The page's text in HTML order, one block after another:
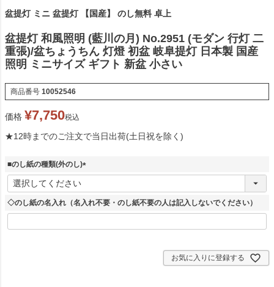
盆提灯 ミニ 盆提灯 【国産】 のし無料 卓上
盆提灯 和風照明 (藍川の月) No.2951 (モダン 行灯 二
重張)/盆ちょうちん 灯燈 初盆 岐阜提灯 日本製 国産
照明 ミニサイズ ギフト 新盆 小さい
商品番号 10052546
価格 ¥7,750税込
★12時までのご注文で当日出荷(土日祝を除く)
■のし紙の種類(外のし)
(
須
◇のし紙の名入れ（名入れ不要・のし紙不要の人は記入しないでください）
お気に入りに登録する